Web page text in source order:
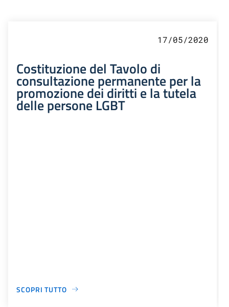
17/05/2020
Costituzione del Tavolo di
consultazione permanente per la
promozione dei diritti e la tutela
delle persone LGBT
SCOPRI TUTTO